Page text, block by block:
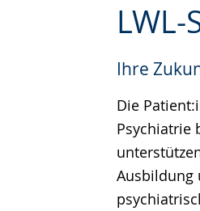
Ihre
Die
Psychiatrie
Ausbildung
Leichten
wechseln.
Audio-
Video
Deutscher
wird
angezeigt.